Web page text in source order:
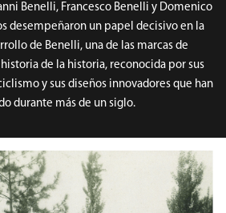
Benelli, Francesco Benelli y Domenico
desempeñaron un papel decisivo en la
de Benelli, una de las marcas de
de la historia, reconocida por sus
y sus diseños innovadores que han
durante más de un siglo.